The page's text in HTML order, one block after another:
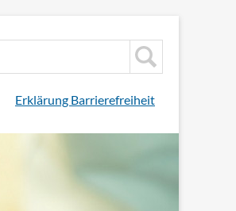
Erklärung Barrierefreiheit